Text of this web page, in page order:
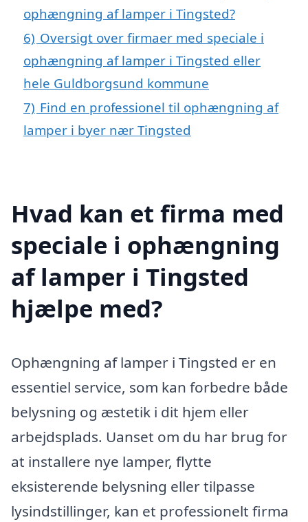
ophængning af lamper i Tingsted?
6) Oversigt over firmaer med speciale i
ophængning af lamper i Tingsted eller
hele Guldborgsund kommune
7) Find en professionel til ophængning af
lamper i byer nær Tingsted
Hvad kan et firma med
speciale i ophængning
af lamper i Tingsted
hjælpe med?
Ophængning af lamper i Tingsted er en
essentiel service, som kan forbedre både
belysning og æstetik i dit hjem eller
arbejdsplads. Uanset om du har brug for
at installere nye lamper, flytte
eksisterende belysning eller tilpasse
lysindstillinger, kan et professionelt firma